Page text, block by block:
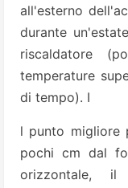
all'esterno
durante
riscaldatore
temperature
di tempo). I
l punto migliore
pochi cm dal
orizzontale,